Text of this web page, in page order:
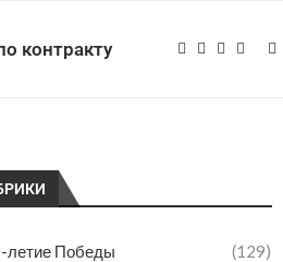
контракту
летие Победы (129)